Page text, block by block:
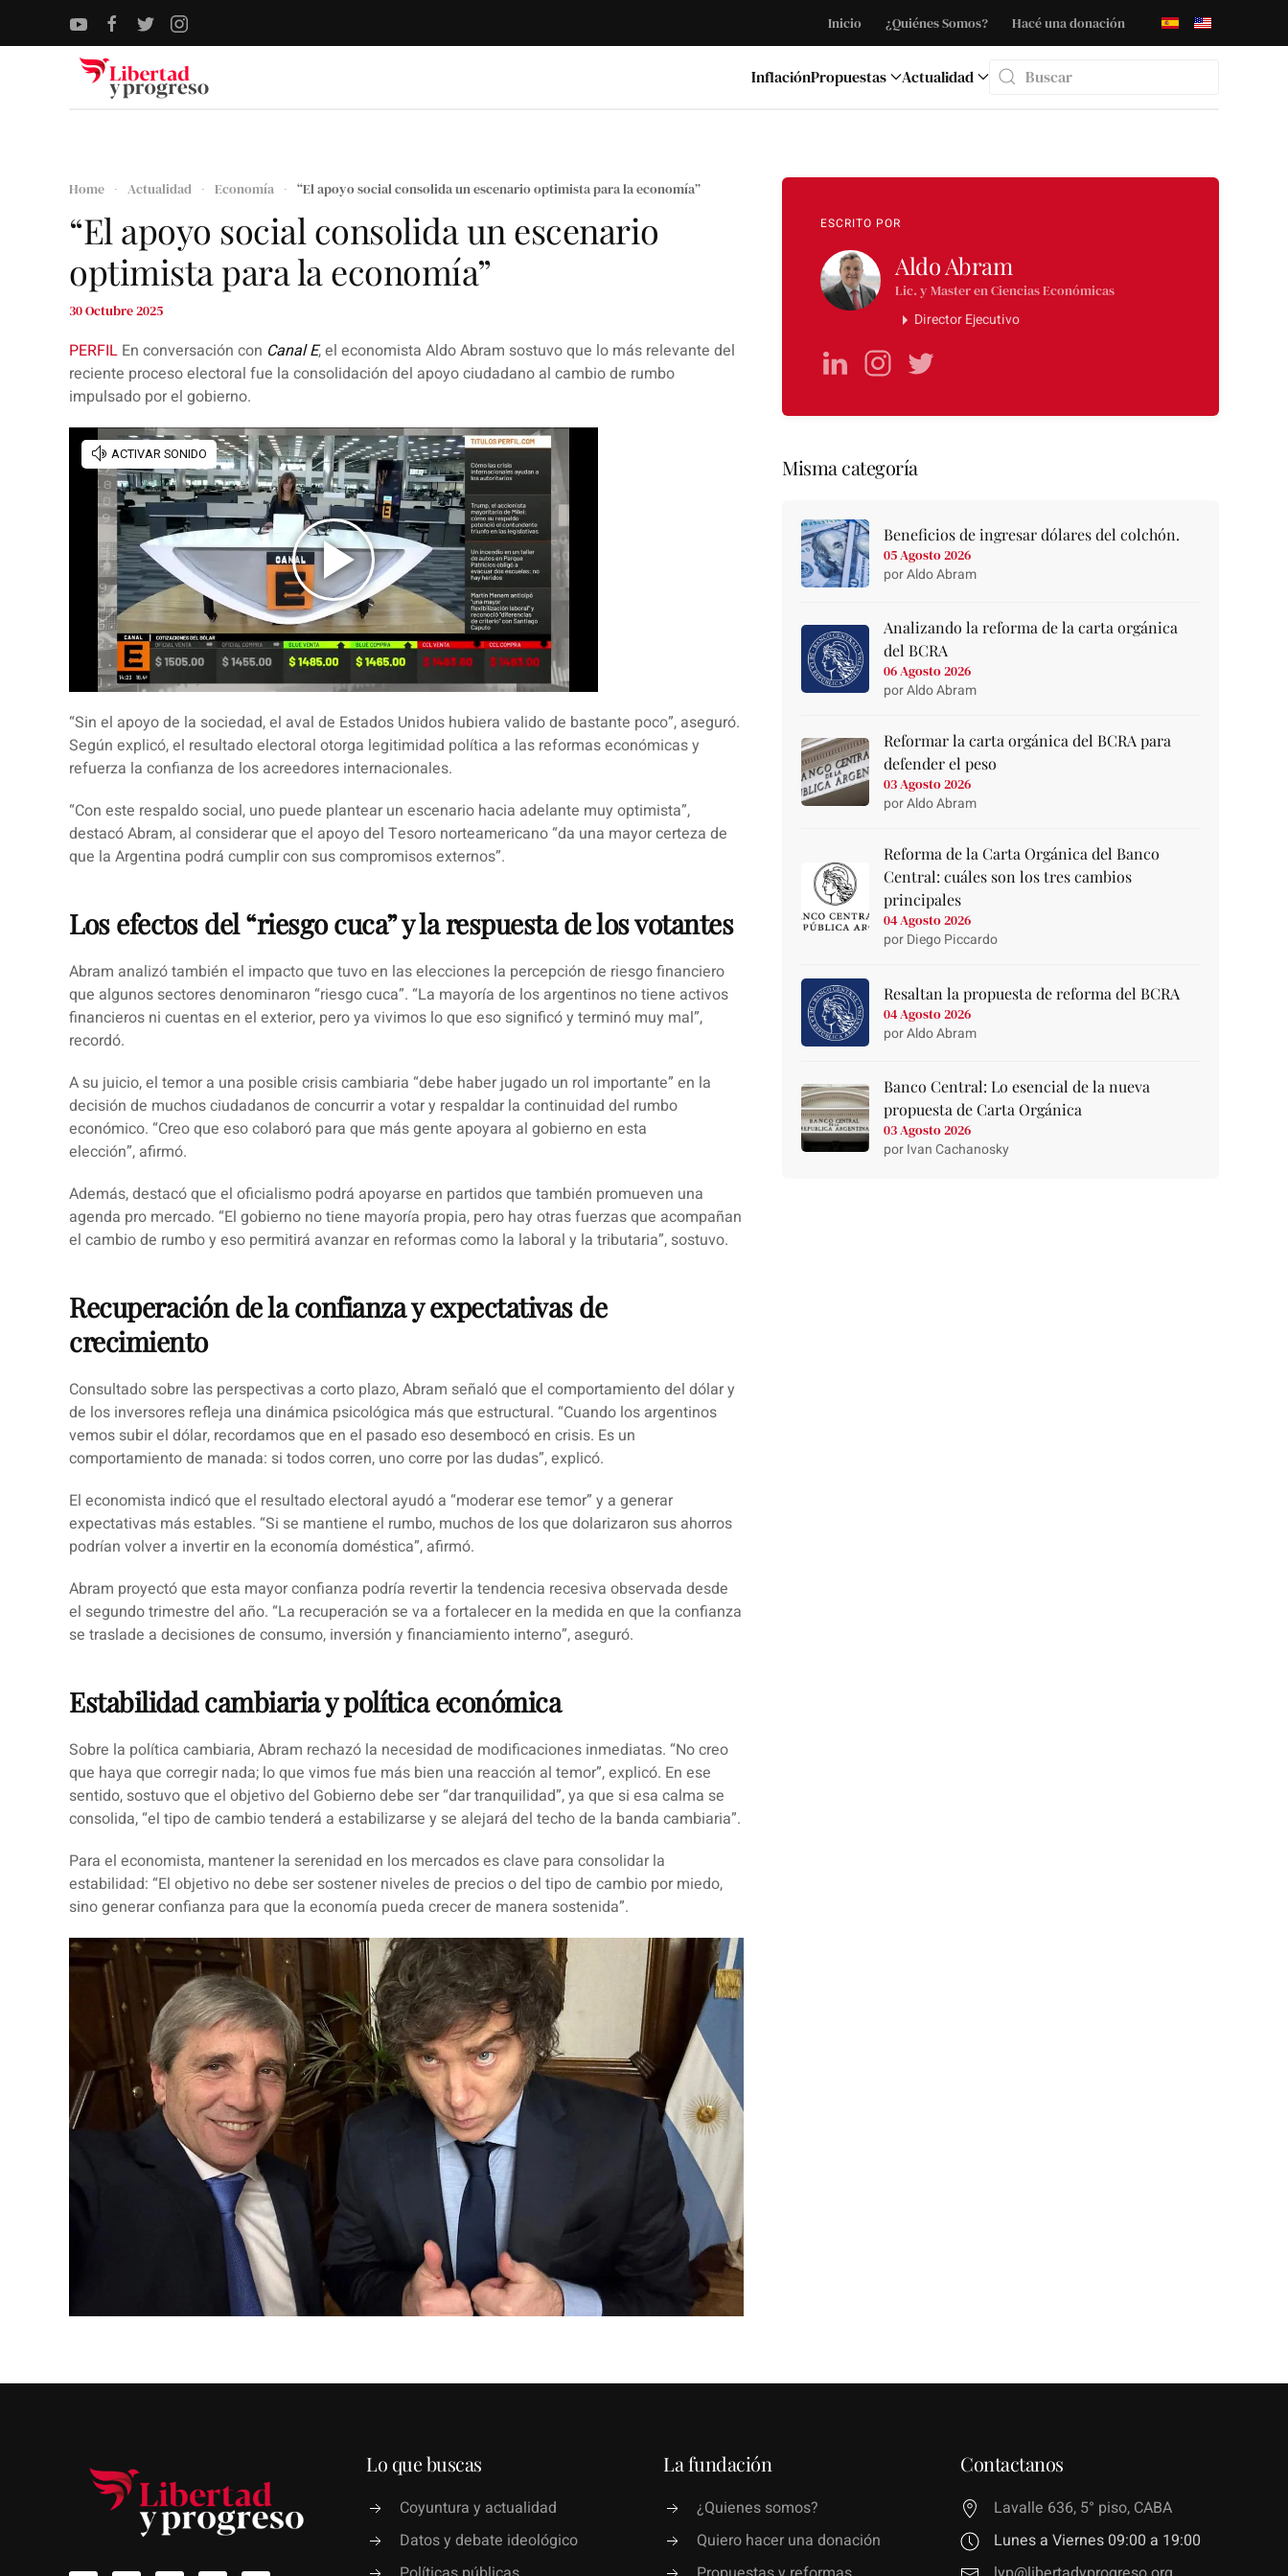
Skip to main content
Inicio ¿Quiénes Somos? Hacé una donación
InflaciónPropuestas
Actualidad
Home Actualidad Economía “El apoyo social consolida un escenario optimista para la economía”
“El apoyo social consolida un escenario
optimista para la economía”
30 Octubre 2025
PERFIL En conversación con Canal E, el economista Aldo Abram sostuvo que lo más relevante del
reciente proceso electoral fue la consolidación del apoyo ciudadano al cambio de rumbo
impulsado por el gobierno.
“Sin el apoyo de la sociedad, el aval de Estados Unidos hubiera valido de bastante poco”, aseguró.
Según explicó, el resultado electoral otorga legitimidad política a las reformas económicas y
refuerza la confianza de los acreedores internacionales.
“Con este respaldo social, uno puede plantear un escenario hacia adelante muy optimista”,
destacó Abram, al considerar que el apoyo del Tesoro norteamericano “da una mayor certeza de
que la Argentina podrá cumplir con sus compromisos externos”.
Los efectos del “riesgo cuca” y la respuesta de los votantes
Abram analizó también el impacto que tuvo en las elecciones la percepción de riesgo financiero
que algunos sectores denominaron “riesgo cuca”. “La mayoría de los argentinos no tiene activos
financieros ni cuentas en el exterior, pero ya vivimos lo que eso significó y terminó muy mal”,
recordó.
A su juicio, el temor a una posible crisis cambiaria “debe haber jugado un rol importante” en la
decisión de muchos ciudadanos de concurrir a votar y respaldar la continuidad del rumbo
económico. “Creo que eso colaboró para que más gente apoyara al gobierno en esta
elección”, afirmó.
Además, destacó que el oficialismo podrá apoyarse en partidos que también promueven una
agenda pro mercado. “El gobierno no tiene mayoría propia, pero hay otras fuerzas que acompañan
el cambio de rumbo y eso permitirá avanzar en reformas como la laboral y la tributaria”, sostuvo.
Recuperación de la confianza y expectativas de
crecimiento
Consultado sobre las perspectivas a corto plazo, Abram señaló que el comportamiento del dólar y
de los inversores refleja una dinámica psicológica más que estructural. “Cuando los argentinos
vemos subir el dólar, recordamos que en el pasado eso desembocó en crisis. Es un
comportamiento de manada: si todos corren, uno corre por las dudas”, explicó.
El economista indicó que el resultado electoral ayudó a “moderar ese temor” y a generar
expectativas más estables. “Si se mantiene el rumbo, muchos de los que dolarizaron sus ahorros
podrían volver a invertir en la economía doméstica”, afirmó.
Abram proyectó que esta mayor confianza podría revertir la tendencia recesiva observada desde
el segundo trimestre del año. “La recuperación se va a fortalecer en la medida en que la confianza
se traslade a decisiones de consumo, inversión y financiamiento interno”, aseguró.
Estabilidad cambiaria y política económica
Sobre la política cambiaria, Abram rechazó la necesidad de modificaciones inmediatas. “No creo
que haya que corregir nada; lo que vimos fue más bien una reacción al temor”, explicó. En ese
sentido, sostuvo que el objetivo del Gobierno debe ser “dar tranquilidad”, ya que si esa calma se
consolida, “el tipo de cambio tenderá a estabilizarse y se alejará del techo de la banda cambiaria”.
Para el economista, mantener la serenidad en los mercados es clave para consolidar la
estabilidad: “El objetivo no debe ser sostener niveles de precios o del tipo de cambio por miedo,
sino generar confianza para que la economía pueda crecer de manera sostenida”.
ESCRITO POR
Aldo Abram
Lic. y Master en Ciencias Económicas
Director Ejecutivo
Misma categoría
Beneficios de ingresar dólares del colchón.
05 Agosto 2026
por Aldo Abram
Analizando la reforma de la carta orgánica
del BCRA
06 Agosto 2026
por Aldo Abram
Reformar la carta orgánica del BCRA para
defender el peso
03 Agosto 2026
por Aldo Abram
Reforma de la Carta Orgánica del Banco
Central: cuáles son los tres cambios
principales
04 Agosto 2026
por Diego Piccardo
Resaltan la propuesta de reforma del BCRA
04 Agosto 2026
por Aldo Abram
Banco Central: Lo esencial de la nueva
propuesta de Carta Orgánica
03 Agosto 2026
por Ivan Cachanosky
Lo que buscas
Coyuntura y actualidad
Datos y debate ideológico
La fundación
¿Quienes somos?
Quiero hacer una donación
Contactanos
Lavalle 636, 5° piso, CABA
Lunes a Viernes 09:00 a 19:00